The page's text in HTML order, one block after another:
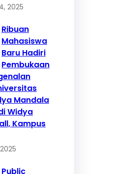
2025
Ribuan
Mahasiswa
Baru Hadiri
Pembukaan
Mandala
Widya
Kampus
Public